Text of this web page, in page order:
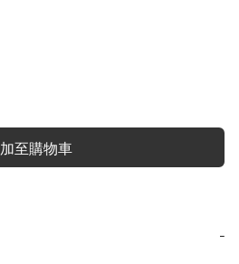
加至購物車
−